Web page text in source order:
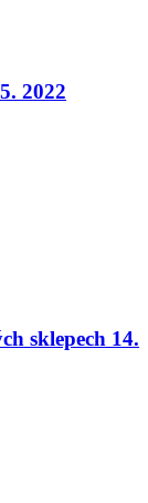
2022
sklepech 14.